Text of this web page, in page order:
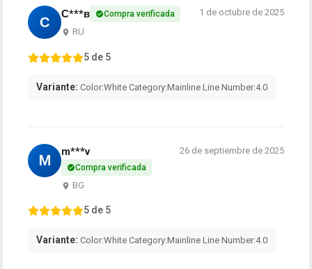
С С***в Compra verificada
RU
1 de octubre de 2025
5 de 5
Variante: Color:White Category:Mainline Line Number:4.0
M
m***v
Compra verificada
BG
26 de septiembre de 2025
5 de 5
Variante: Color:White Category:Mainline Line Number:4.0